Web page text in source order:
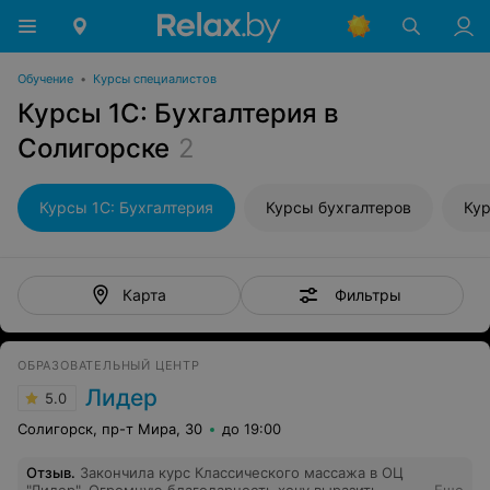
Обучение • Курсы специалистов
Курсы 1С: Бухгалтерия в
Солигорске 2
Курсы 1С: Бухгалтерия Курсы бухгалтеров
Карта Фильтры
ОБРАЗОВАТЕЛЬНЫЙ ЦЕНТР
5.0 Лидер
Солигорск, пр-т Мира, 30 до 19:00
Отзыв. Закончила курс Классического массажа в ОЦ